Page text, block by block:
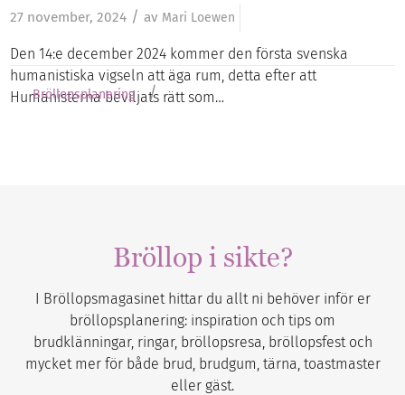
27 november, 2024 / av Mari Loewen
Den 14:e december 2024 kommer den första svenska
humanistiska vigseln att äga rum, detta efter att
Humanisterna beviljats rätt som…
Bröllopsplanering /
Bröllop i sikte?
I Bröllopsmagasinet hittar du allt ni behöver inför er
bröllopsplanering: inspiration och tips om
brudklänningar, ringar, bröllopsresa, bröllopsfest och
mycket mer för både brud, brudgum, tärna, toastmaster
eller gäst.